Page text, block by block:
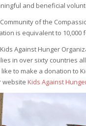
and beneficial
of the
is equivalent to 10,000
Against Hunger
in over sixty countries
to make a donation to
website Kids Against